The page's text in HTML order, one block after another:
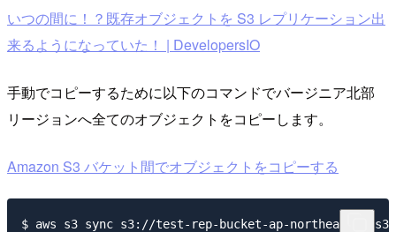
いつの間に！？既存オブジェクトを S3 レプリケーション出
来るようになっていた！ | DevelopersIO
手動でコピーするために以下のコマンドでバージニア北部
リージョンへ全てのオブジェクトをコピーします。
Amazon S3 バケット間でオブジェクトをコピーする
$ aws s3 sync s3://test-rep-bucket-ap-northeast-1